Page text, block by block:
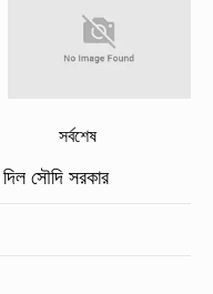
সর্বশেষ
দিল সৌদি সরকার